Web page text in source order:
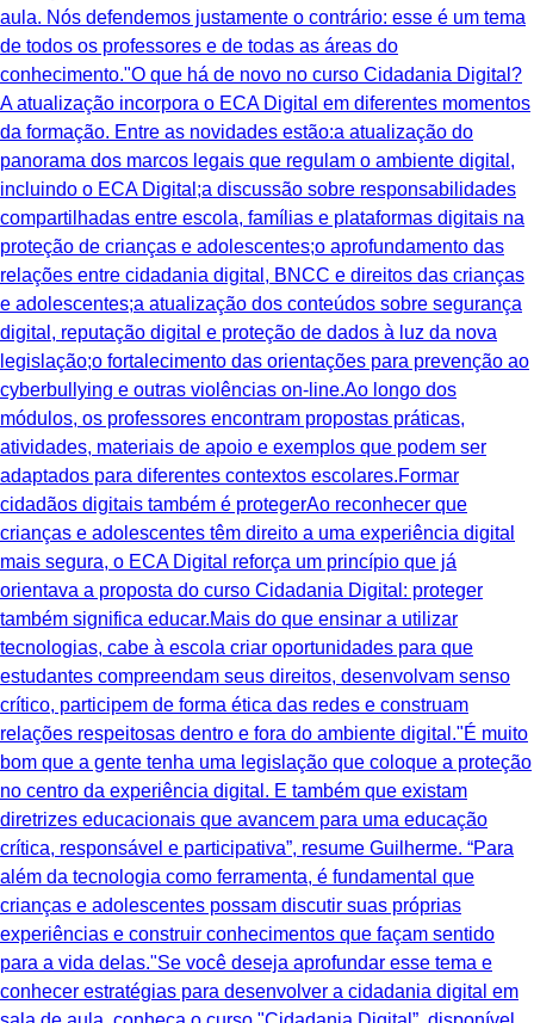
aula. Nós defendemos justamente o contrário: esse é um tema
de todos os professores e de todas as áreas do
conhecimento."O que há de novo no curso Cidadania Digital?
A atualização incorpora o ECA Digital em diferentes momentos
da formação. Entre as novidades estão:a atualização do
panorama dos marcos legais que regulam o ambiente digital,
incluindo o ECA Digital;a discussão sobre responsabilidades
compartilhadas entre escola, famílias e plataformas digitais na
proteção de crianças e adolescentes;o aprofundamento das
relações entre cidadania digital, BNCC e direitos das crianças
e adolescentes;a atualização dos conteúdos sobre segurança
digital, reputação digital e proteção de dados à luz da nova
legislação;o fortalecimento das orientações para prevenção ao
cyberbullying e outras violências on-line.Ao longo dos
módulos, os professores encontram propostas práticas,
atividades, materiais de apoio e exemplos que podem ser
adaptados para diferentes contextos escolares.Formar
cidadãos digitais também é protegerAo reconhecer que
crianças e adolescentes têm direito a uma experiência digital
mais segura, o ECA Digital reforça um princípio que já
orientava a proposta do curso Cidadania Digital: proteger
também significa educar.Mais do que ensinar a utilizar
tecnologias, cabe à escola criar oportunidades para que
estudantes compreendam seus direitos, desenvolvam senso
crítico, participem de forma ética das redes e construam
relações respeitosas dentro e fora do ambiente digital."É muito
bom que a gente tenha uma legislação que coloque a proteção
no centro da experiência digital. E também que existam
diretrizes educacionais que avancem para uma educação
crítica, responsável e participativa”, resume Guilherme. “Para
além da tecnologia como ferramenta, é fundamental que
crianças e adolescentes possam discutir suas próprias
experiências e construir conhecimentos que façam sentido
para a vida delas."Se você deseja aprofundar esse tema e
conhecer estratégias para desenvolver a cidadania digital em